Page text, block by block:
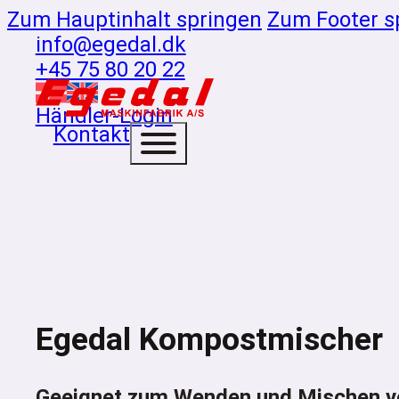
Zum Hauptinhalt springen Zum Footer
info@egedal.dk
+45 75 80 20 22
Händler-Login
Kontakt
Egedal Kompostmischer